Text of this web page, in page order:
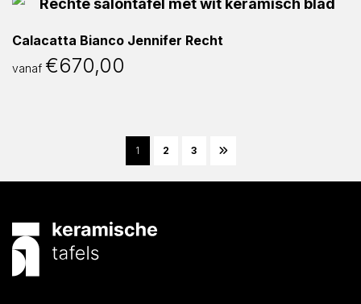
Calacatta Bianco Jennifer Recht
vanaf €670,00
1 2 3